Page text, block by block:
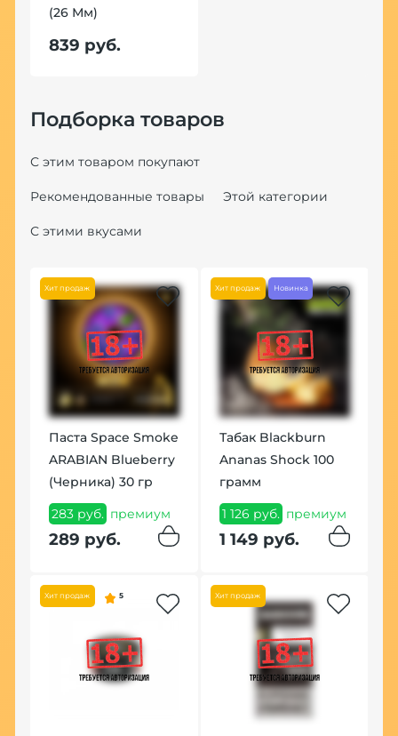
(26 Мм)
839 руб.
Подборка товаров
С этим товаром покупают
Рекомендованные товары Этой категории
С этими вкусами
Хит продаж
Паста Space Smoke
ARABIAN Blueberry
(Черника) 30 гр
283 руб. премиум
289 руб.
Хит продаж Новинка
Табак Blackburn
Ananas Shock 100
грамм
1 126 руб. премиум
1 149 руб.
Хит продаж 5 Хит продаж